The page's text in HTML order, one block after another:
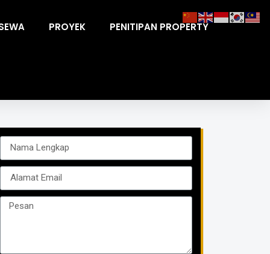
PROYEK PENITIPAN PROPERTY